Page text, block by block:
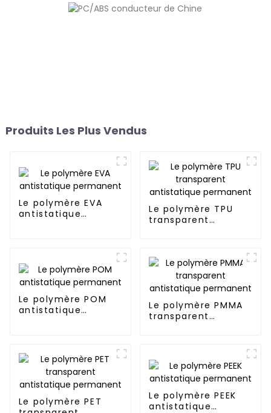
Produits Les Plus Vendus
Le polymère EVA
antistatique
Le polymère TPU
transparent
Le polymère POM
antistatique
Le polymère PMMA
transparent
Le polymère PET
Le polymère PEEK
antistatique